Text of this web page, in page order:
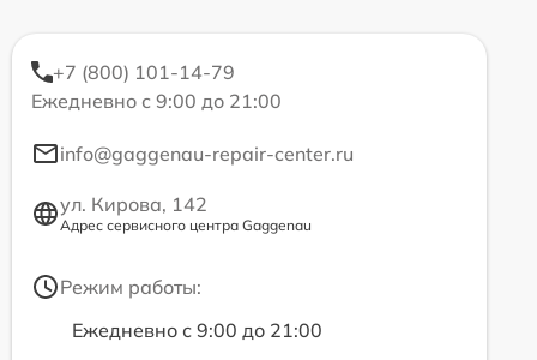
+7 (800) 101-14-79
Ежедневно с 9:00 до 21:00
info@gaggenau-repair-center.ru
ул. Кирова, 142
Адрес сервисного центра Gaggenau
Режим работы:
Ежедневно с 9:00 до 21:00